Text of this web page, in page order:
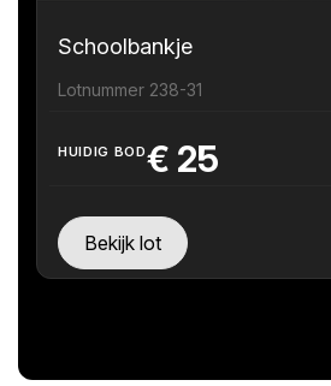
Schoolbankje
Lotnummer 238-31
HUIDIG BOD€ 25
Bekijk lot